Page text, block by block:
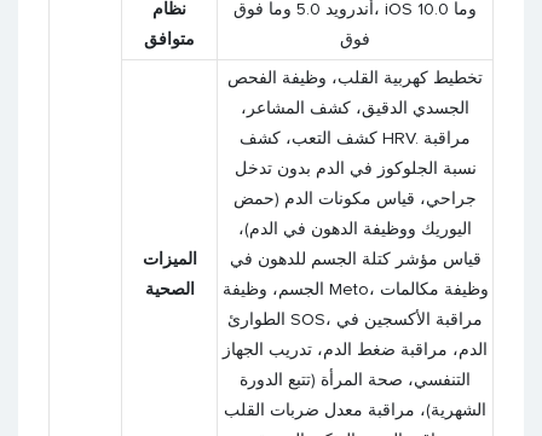
نظام
متوافق
أندرويد 5.0 وما فوق، iOS 10.0 وما
فوق
الميزات
الصحية
تخطيط كهربية القلب، وظيفة الفحص
الجسدي الدقيق، كشف المشاعر،
كشف التعب، كشف HRV. مراقبة
نسبة الجلوكوز في الدم بدون تدخل
جراحي، قياس مكونات الدم (حمض
اليوريك ووظيفة الدهون في الدم)،
قياس مؤشر كتلة الجسم للدهون في
الجسم، وظيفة Meto، وظيفة مكالمات
الطوارئ SOS، مراقبة الأكسجين في
الدم، مراقبة ضغط الدم، تدريب الجهاز
التنفسي، صحة المرأة (تتبع الدورة
الشهرية)، مراقبة معدل ضربات القلب